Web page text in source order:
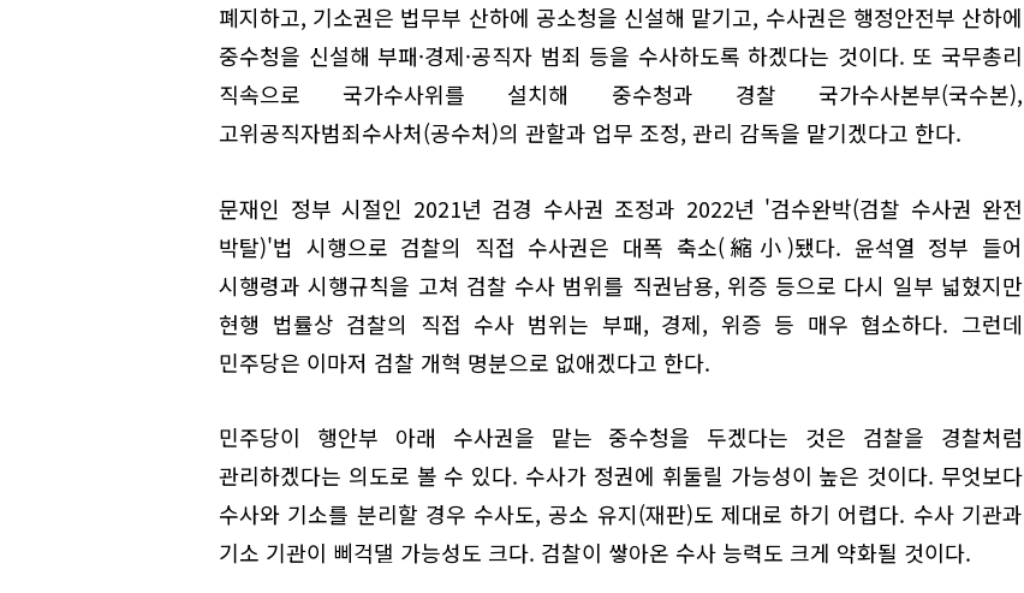
폐지하고, 기소권은 법무부 산하에 공소청을 신설해 맡기고, 수사권은 행정안전부 산하에
중수청을 신설해 부패·경제·공직자 범죄 등을 수사하도록 하겠다는 것이다. 또 국무총리
직속으로 국가수사위를 설치해 중수청과 경찰 국가수사본부(국수본),
고위공직자범죄수사처(공수처)의 관할과 업무 조정, 관리 감독을 맡기겠다고 한다.
문재인 정부 시절인 2021년 검경 수사권 조정과 2022년 '검수완박(검찰 수사권 완전
박탈)'법 시행으로 검찰의 직접 수사권은 대폭 축소(縮小)됐다. 윤석열 정부 들어
시행령과 시행규칙을 고쳐 검찰 수사 범위를 직권남용, 위증 등으로 다시 일부 넓혔지만
현행 법률상 검찰의 직접 수사 범위는 부패, 경제, 위증 등 매우 협소하다. 그런데
민주당은 이마저 검찰 개혁 명분으로 없애겠다고 한다.
민주당이 행안부 아래 수사권을 맡는 중수청을 두겠다는 것은 검찰을 경찰처럼
관리하겠다는 의도로 볼 수 있다. 수사가 정권에 휘둘릴 가능성이 높은 것이다. 무엇보다
수사와 기소를 분리할 경우 수사도, 공소 유지(재판)도 제대로 하기 어렵다. 수사 기관과
기소 기관이 삐걱댈 가능성도 크다. 검찰이 쌓아온 수사 능력도 크게 약화될 것이다.